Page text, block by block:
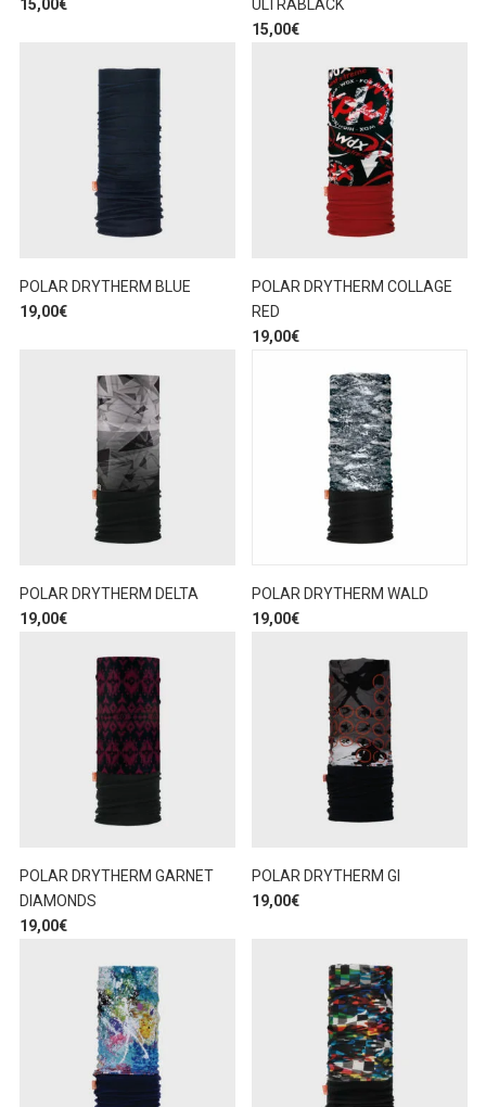
15,00€
ULTRABLACK
15,00€
POLAR DRYTHERM BLUE
19,00€
POLAR DRYTHERM COLLAGE
RED
19,00€
POLAR DRYTHERM DELTA
19,00€
POLAR DRYTHERM WALD
19,00€
POLAR DRYTHERM GARNET
DIAMONDS
19,00€
POLAR DRYTHERM GI
19,00€